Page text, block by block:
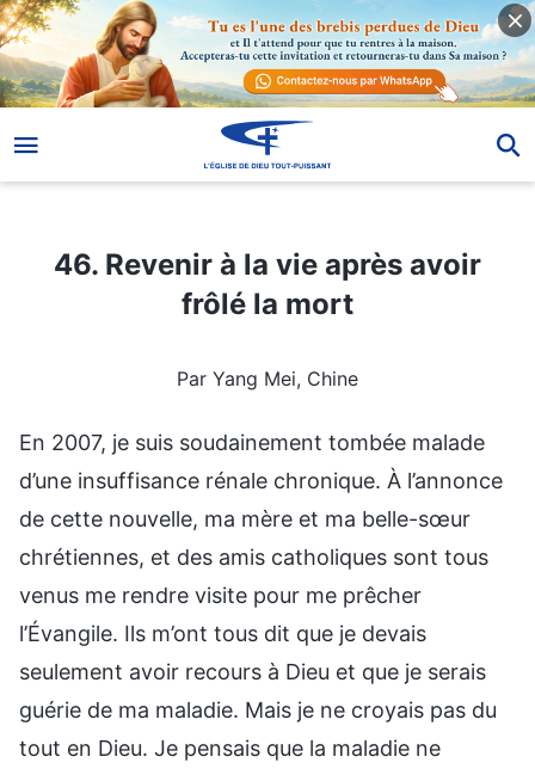
46. Revenir à la vie après avoir frôlé la mort
46. Revenir à la vie après avoir
frôlé la mort
Par Yang Mei, Chine
En 2007, je suis soudainement tombée malade
d’une insuffisance rénale chronique. À l’annonce
de cette nouvelle, ma mère et ma belle-sœur
chrétiennes, et des amis catholiques sont tous
venus me rendre visite pour me prêcher
l’Évangile. Ils m’ont tous dit que je devais
seulement avoir recours à Dieu et que je serais
guérie de ma maladie. Mais je ne croyais pas du
tout en Dieu. Je pensais que la maladie ne